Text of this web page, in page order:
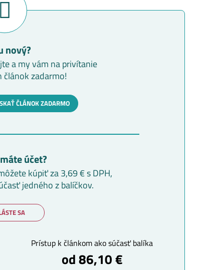
nový?
a my vám na privítanie
článok zadarmo!
ČLÁNOK ZADARMO
účet?
kúpiť za 3,69 € s DPH,
jedného z balíčkov.
SA
Prístup k článkom ako súčasť balíka
od 86,10 €